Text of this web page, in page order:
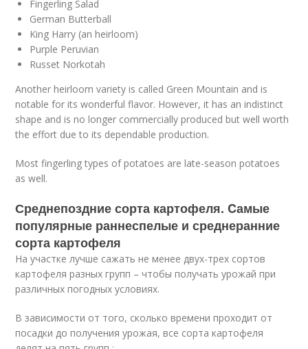
Fingerling Salad
German Butterball
King Harry (an heirloom)
Purple Peruvian
Russet Norkotah
Another heirloom variety is called Green Mountain and is
notable for its wonderful flavor. However, it has an indistinct
shape and is no longer commercially produced but well worth
the effort due to its dependable production.
Most fingerling types of potatoes are late-season potatoes
as well.
Среднепоздние сорта картофеля. Cамые
популярные раннеспелые и среднеранние
сорта картофеля
На участке лучше сажать не менее двух-трех сортов
картофеля разных групп – чтобы получать урожай при
различных погодных условиях.
В зависимости от того, сколько времени проходит от
посадки до получения урожая, все сорта картофеля